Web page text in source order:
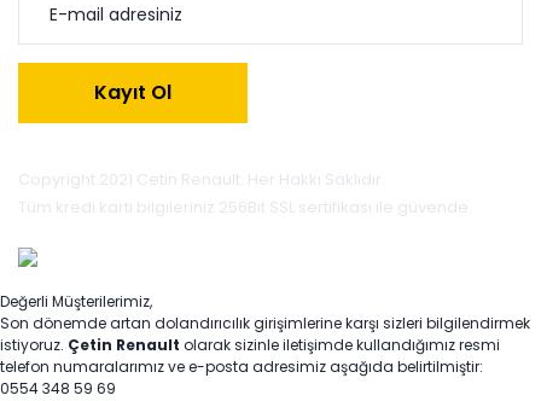
Kayıt Ol
Copyright 2021 Cetin Renault. Her Hakkı Saklıdır.
Tüm kredi kartı bilgileriniz 256Bit SSL sertifikası ile güvende.
Değerli Müşterilerimiz,
Son dönemde artan dolandırıcılık girişimlerine karşı sizleri bilgilendirmek
istiyoruz. Çetin Renault olarak sizinle iletişimde kullandığımız resmi
telefon numaralarımız ve e-posta adresimiz aşağıda belirtilmiştir:
0554 348 59 69